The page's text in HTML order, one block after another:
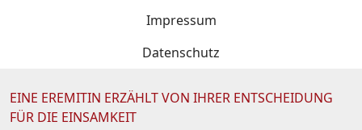
Impressum
Datenschutz
EINE EREMITIN ERZÄHLT VON IHRER ENTSCHEIDUNG
FÜR DIE EINSAMKEIT